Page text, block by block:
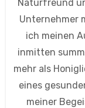
Naturfreund
Unternehmer
ich meinen
inmitten
mehr als
eines
meiner